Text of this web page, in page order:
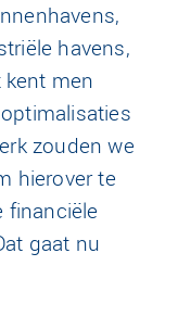
havens,
men
zouden we
hierover te
financiële
gaat nu